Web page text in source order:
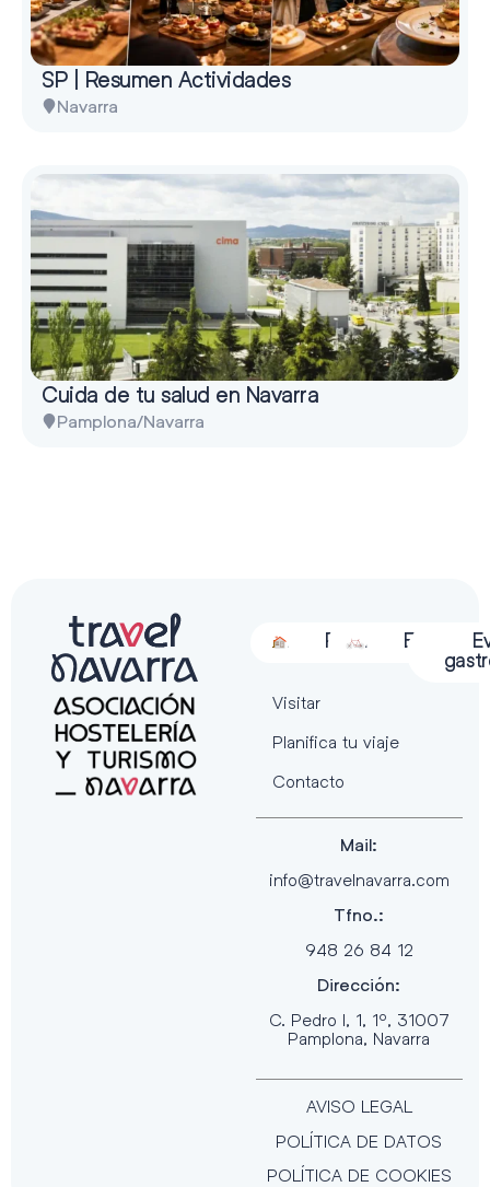
SP | Resumen Actividades
Navarra
Cuida de tu salud en Navarra
Pamplona/Navarra
Alojamiento
Restauración
Actividades
Visitar
Planifica tu viaje
Contacto
Mail:
info@travelnavarra.com
Tfno.:
948 26 84 12
Dirección:
C. Pedro I, 1, 1º, 31007
Pamplona, Navarra
AVISO LEGAL
POLÍTICA DE DATOS
POLÍTICA DE COOKIES